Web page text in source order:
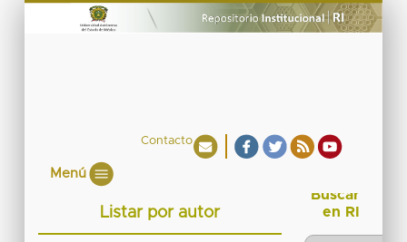
Contacto
Menú
Listar por autor
Buscar
en RI